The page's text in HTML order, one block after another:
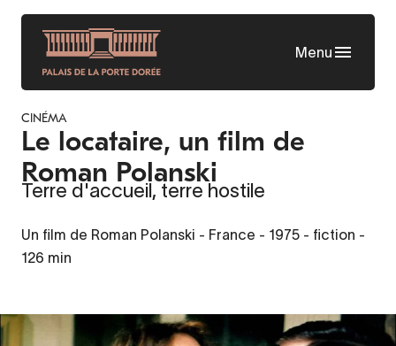
Aller
contenu
principal
Menu
CINÉMA
Le locataire, un film de
Roman Polanski
Terre d'accueil, terre hostile
Un film de Roman Polanski - France - 1975 - fiction -
126 min